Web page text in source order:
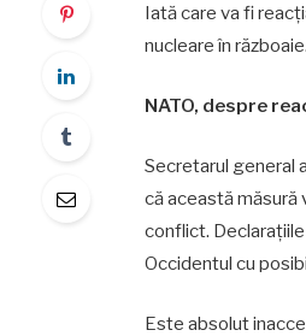
Iată care va fi
nucleare în războaie.
NATO, despre
Secretarul general
că această măsură
conflict.
Occidentul cu
Este absolut